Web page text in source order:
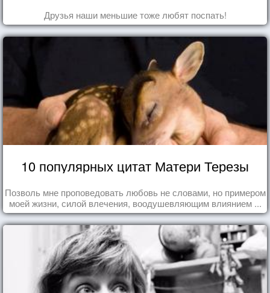
Друзья наши меньшие тоже любят поспать!
10 популярных цитат Матери Терезы
Позволь мне проповедовать любовь не словами, но примером
моей жизни, силой влечения, воодушевляющим влиянием ...